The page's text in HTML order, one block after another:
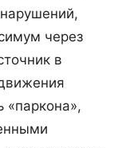
через
в